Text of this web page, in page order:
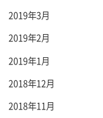
2019年3月
2019年2月
2019年1月
2018年12月
2018年11月